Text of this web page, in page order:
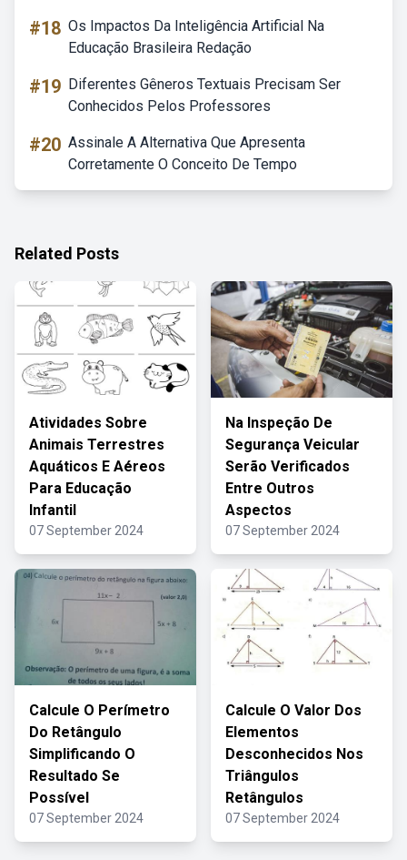
#18 Os Impactos Da Inteligência Artificial Na
Educação Brasileira Redação
#19 Diferentes Gêneros Textuais Precisam Ser
Conhecidos Pelos Professores
#20 Assinale A Alternativa Que Apresenta
Corretamente O Conceito De Tempo
Related Posts
Atividades Sobre
Animais Terrestres
Aquáticos E Aéreos
Para Educação
Infantil
07 September 2024
Na Inspeção De
Segurança Veicular
Serão Verificados
Entre Outros
Aspectos
07 September 2024
Calcule O Perímetro
Do Retângulo
Simplificando O
Resultado Se
Possível
07 September 2024
Calcule O Valor Dos
Elementos
Desconhecidos Nos
Triângulos
Retângulos
07 September 2024